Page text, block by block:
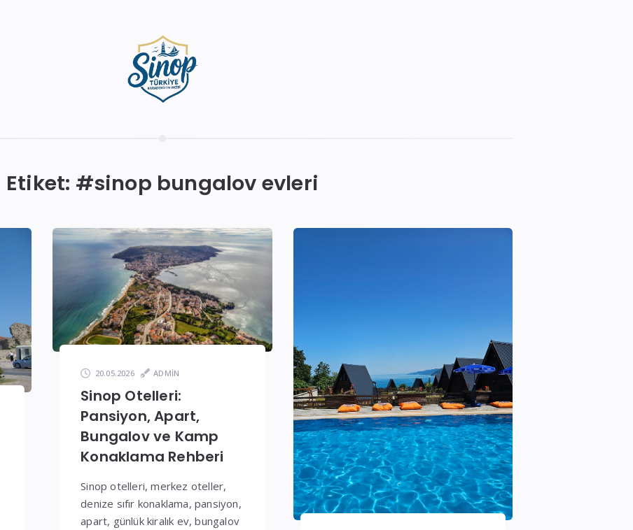
Etiket: #sinop bungalov evleri
20.05.2026 ADMIN
Sinop Otelleri:
Pansiyon, Apart,
Bungalov ve Kamp
Konaklama Rehberi
Sinop otelleri, merkez oteller,
denize sıfır konaklama, pansiyon,
apart, günlük kiralık ev, bungalov